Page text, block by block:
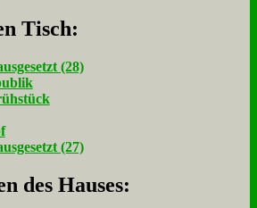
Tisch:
(28)
(27)
des Hauses: